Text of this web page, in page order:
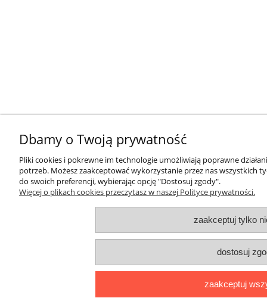
Dbamy o Twoją prywatność
Pliki cookies i pokrewne im technologie umożliwiają poprawne
potrzeb. Możesz zaakceptować wykorzystanie przez nas wszystkich
do swoich preferencji, wybierając opcję "Dostosuj zgody".
Więcej o plikach cookies przeczytasz w naszej Polityce prywatności.
zaakceptuj tylko
dostosuj
zaakceptuj